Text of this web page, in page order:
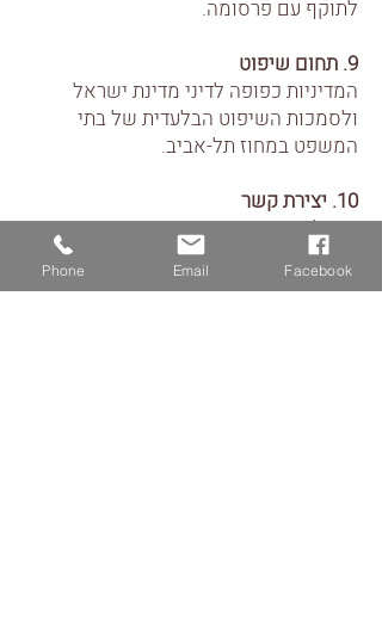
לתוקף עם פרסומה.
9. תחום שיפוט
המדיניות כפופה לדיני מדינת ישראל
ולסמכות השיפוט הבלעדית של בתי
המשפט במחוז תל-אביב.
10. יצירת קשר
דוא"ל:rachelyt.design@gmail.com
נייד:052-8672222
Phone Email Facebook